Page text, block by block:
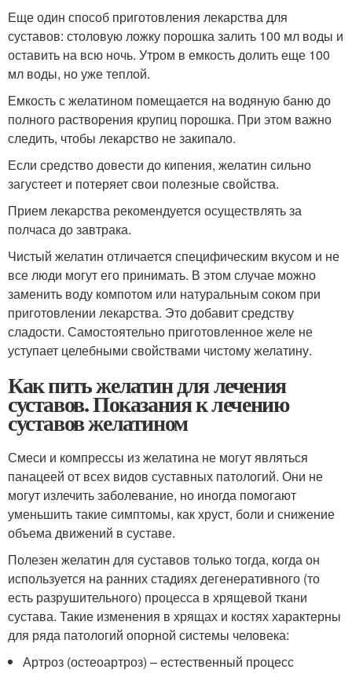
Еще один способ приготовления лекарства для
суставов: столовую ложку порошка залить 100 мл воды и
оставить на всю ночь. Утром в емкость долить еще 100
мл воды, но уже теплой.
Емкость с желатином помещается на водяную баню до
полного растворения крупиц порошка. При этом важно
следить, чтобы лекарство не закипало.
Если средство довести до кипения, желатин сильно
загустеет и потеряет свои полезные свойства.
Прием лекарства рекомендуется осуществлять за
полчаса до завтрака.
Чистый желатин отличается специфическим вкусом и не
все люди могут его принимать. В этом случае можно
заменить воду компотом или натуральным соком при
приготовлении лекарства. Это добавит средству
сладости. Самостоятельно приготовленное желе не
уступает целебными свойствами чистому желатину.
Как пить желатин для лечения
суставов. Показания к лечению
суставов желатином
Смеси и компрессы из желатина не могут являться
панацеей от всех видов суставных патологий. Они не
могут излечить заболевание, но иногда помогают
уменьшить такие симптомы, как хруст, боли и снижение
объема движений в суставе.
Полезен желатин для суставов только тогда, когда он
используется на ранних стадиях дегенеративного (то
есть разрушительного) процесса в хрящевой ткани
сустава. Такие изменения в хрящах и костях характерны
для ряда патологий опорной системы человека:
Артроз (остеоартроз) – естественный процесс